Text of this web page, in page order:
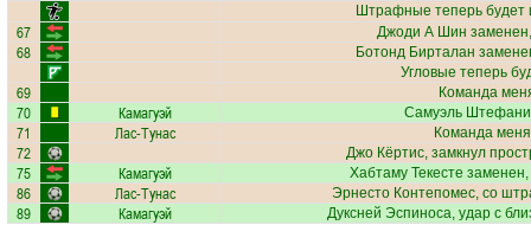
Штрафные теперь будет
67 Джоди А Шин
68 Ботонд Бирталан
Угловые теперь
69 Команда
70 Камагуэй Самуэль
71 Лас-Тунас Команда
72 Джо Кёртис, замкнул
75 Камагуэй Хабтаму Текесте
86 Лас-Тунас Эрнесто Контепомес, со
89 Камагуэй Дуксней Эспиноса, удар с